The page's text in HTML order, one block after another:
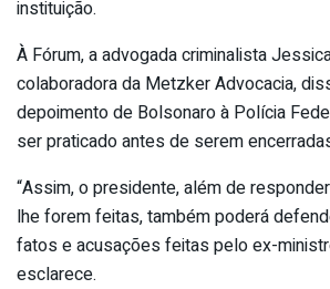
instituição.
À Fórum, a advogada criminalista
colaboradora da Metzker Advocacia,
depoimento de Bolsonaro à Polícia
ser praticado antes de serem
“Assim, o presidente, além de
lhe forem feitas, também poderá
fatos e acusações feitas pelo ex-
esclarece.